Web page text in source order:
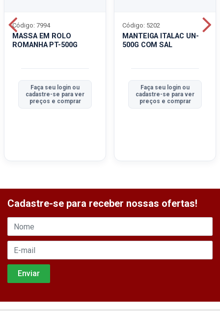
MASSA EM ROLO
ROMANHA PT-500G
Código: 7994
Faça seu login ou
cadastre-se para ver
preços e comprar
MANTEIGA ITALAC UN-
500G COM SAL
Código: 5202
Faça seu login ou
cadastre-se para ver
preços e comprar
Cadastre-se para receber nossas ofertas!